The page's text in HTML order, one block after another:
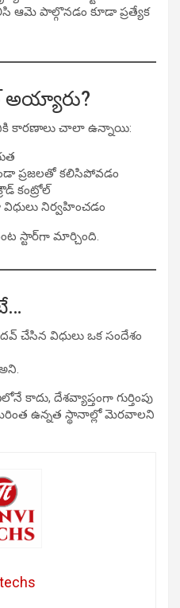
ఆమె పాల్గొనడం కూడా ప్రత్యేక
అయ్యారు?
కారణాలు చాలా ఉన్నాయి:
ప్రజలతో కలిసిపోవడం
కంట్రోల్
నిర్వహించడం
స్టార్‌గా మార్చింది.
విధులు ఒక సందేశం
దేశవ్యాప్తంగా గుర్తింపు
ఉన్నత స్థానాల్లో మెరవాలని